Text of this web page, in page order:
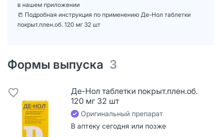
в нашем приложении
📒 Подробная инструкция по применению Де-Нол таблетки
покрыт.плен.об. 120 мг 32 шт
Формы выпуска 3
Де-Нол таблетки покрыт.плен.об.
120 мг 32 шт
Оригинальный препарат
В аптеку сегодня или позже